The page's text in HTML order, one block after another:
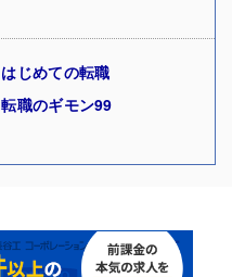
はじめての転職
転職のギモン99